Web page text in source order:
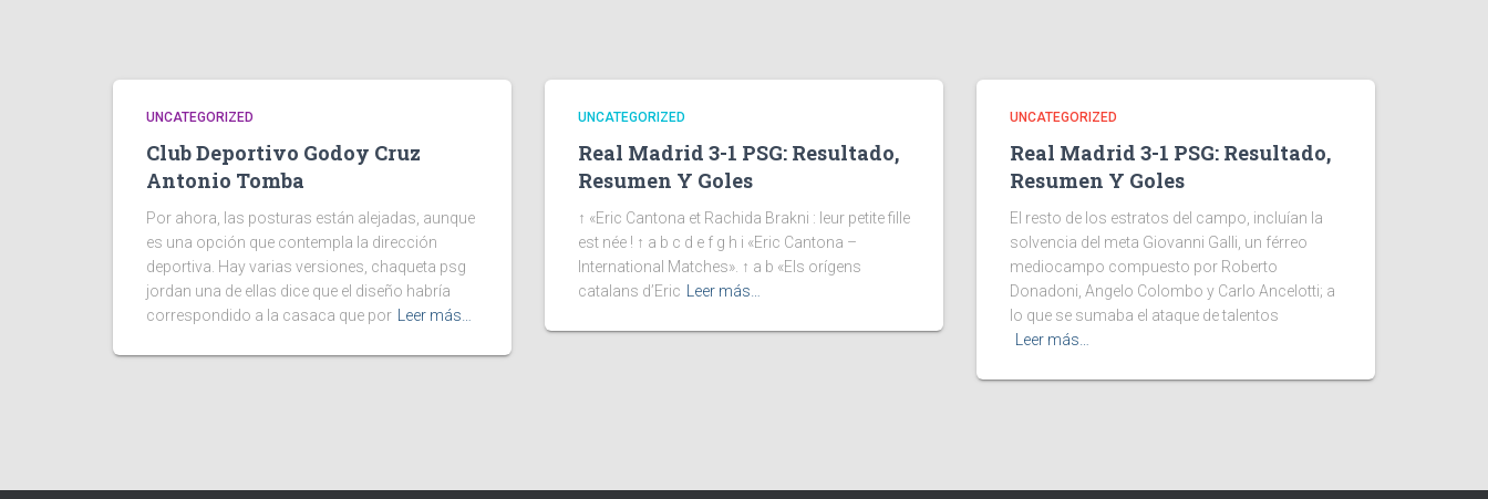
UNCATEGORIZED
Club Deportivo Godoy Cruz
Antonio Tomba
Por ahora, las posturas están alejadas, aunque
es una opción que contempla la dirección
deportiva. Hay varias versiones, chaqueta psg
jordan una de ellas dice que el diseño habría
correspondido a la casaca que por
Leer más…
UNCATEGORIZED
Real Madrid 3-1 PSG: Resultado,
Resumen Y Goles
↑ «Eric Cantona et Rachida Brakni : leur petite fille
est née ! ↑ a b c d e f g h i «Eric Cantona –
International Matches». ↑ a b «Els orígens
catalans d’Eric
Leer más…
UNCATEGORIZED
Real Madrid 3-1 PSG: Resultado,
Resumen Y Goles
El resto de los estratos del campo, incluían la
solvencia del meta Giovanni Galli, un férreo
mediocampo compuesto por Roberto
Donadoni, Angelo Colombo y Carlo Ancelotti; a
lo que se sumaba el ataque de talentos
Leer más…